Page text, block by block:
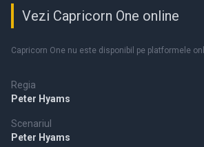
Regia
Peter Hyams
Scenariul
Peter Hyams
Vezi Capricorn One online
Capricorn One nu este disponibil pe platformele